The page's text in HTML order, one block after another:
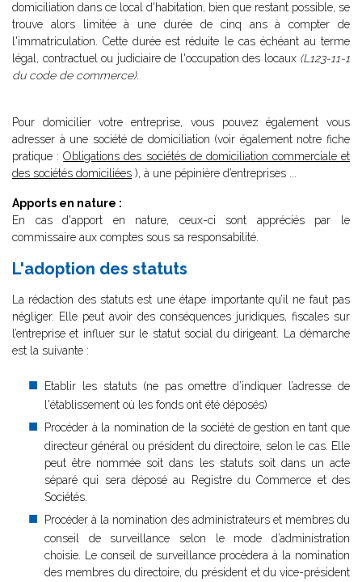
domiciliation dans ce local d'habitation, bien que restant possible, se
trouve alors limitée à une durée de cinq ans à compter de
l'immatriculation. Cette durée est réduite le cas échéant au terme
légal, contractuel ou judiciaire de l'occupation des locaux (L123-11-1
du code de commerce).
Pour domicilier votre entreprise, vous pouvez également vous
adresser à une société de domiciliation (voir également notre fiche
pratique :Obligations des sociétés de domiciliation commerciale et
des sociétés domiciliées ), à une pépinière d’entreprises ...
Apports en nature :
En cas d'apport en nature, ceux-ci sont appréciés par le
commissaire aux comptes sous sa responsabilité.
L'adoption des statuts
La rédaction des statuts est une étape importante qu’il ne faut pas
négliger. Elle peut avoir des conséquences juridiques, fiscales sur
l’entreprise et influer sur le statut social du dirigeant. La démarche
est la suivante :
Etablir les statuts (ne pas omettre d’indiquer l’adresse de
l'établissement où les fonds ont été déposés)
Procéder à la nomination de la société de gestion en tant que
directeur général ou président du directoire, selon le cas. Elle
peut être nommée soit dans les statuts soit dans un acte
séparé qui sera déposé au Registre du Commerce et des
Sociétés.
Procéder à la nomination des administrateurs et membres du
conseil de surveillance selon le mode d’administration
choisie. Le conseil de surveillance procèdera à la nomination
des membres du directoire, du président et du vice-président